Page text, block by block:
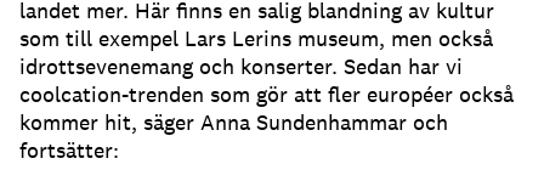
landet mer. Här finns en salig blandning av kultur
som till exempel Lars Lerins museum, men också
idrottsevenemang och konserter. Sedan har vi
coolcation-trenden som gör att fler européer också
kommer hit, säger Anna Sundenhammar och
fortsätter: